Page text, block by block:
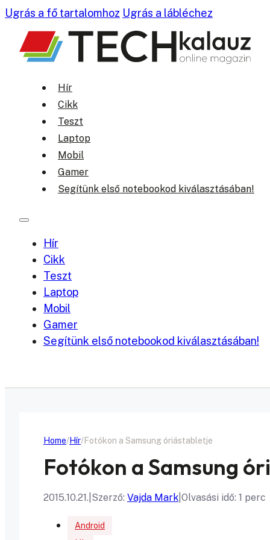
Ugrás a fő tartalomhoz Ugrás a lábléchez
Hír
Cikk
Teszt
Laptop
Mobil
Gamer
Segítünk első notebookod kiválasztásában!
Hír
Cikk
Teszt
Laptop
Mobil
Gamer
Segítünk első notebookod kiválasztásában!
Home Hír Fotókon a Samsung óriástabletje
Fotókon a Samsung
2015.10.21. Szerző: Vajda Mark Olvasási idő: 1 perc
Android